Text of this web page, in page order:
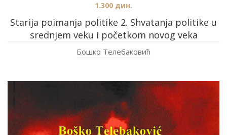
Starija poimanja politike 2. Shvatanja politike u
srednjem veku i početkom novog veka
1.300 дин.
Бошко Телебаковић